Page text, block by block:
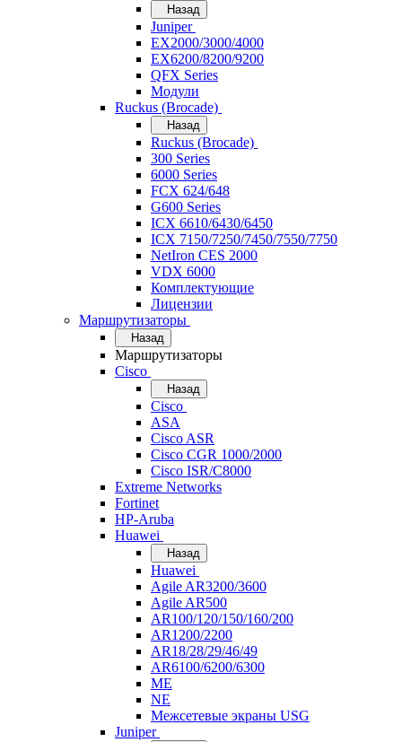
Назад
Juniper
EX2000/3000/4000
EX6200/8200/9200
QFX Series
Модули
Ruckus (Brocade)
Назад
Ruckus (Brocade)
300 Series
6000 Series
FCX 624/648
G600 Series
ICX 6610/6430/6450
ICX 7150/7250/7450/7550/7750
NetIron CES 2000
VDX 6000
Комплектующие
Лицензии
Маршрутизаторы
Назад
Маршрутизаторы
Cisco
Назад
Cisco
ASA
Cisco ASR
Cisco CGR 1000/2000
Cisco ISR/С8000
Extreme Networks
Fortinet
HP-Aruba
Huawei
Назад
Huawei
Agile AR3200/3600
Agile AR500
AR100/120/150/160/200
AR1200/2200
AR18/28/29/46/49
AR6100/6200/6300
ME
NE
Межсетевые экраны USG
Juniper